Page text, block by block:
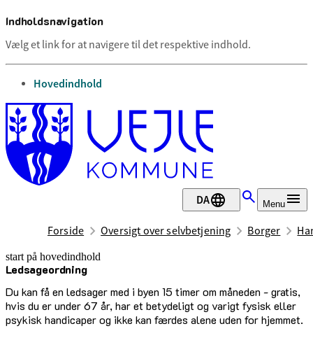
Indholdsnavigation
Vælg et link for at navigere til det respektive indhold.
gå til
Hovedindhold
DA Menu
Forside Oversigt over selvbetjening Borger
start på hovedindhold
Ledsageordning
Du kan få en ledsager med i byen 15 timer om måneden - gratis,
hvis du er under 67 år, har et betydeligt og varigt fysisk eller
psykisk handicaper og ikke kan færdes alene uden for hjemmet.
senest opdateret 24. marts 2025